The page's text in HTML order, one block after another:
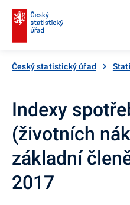
Český statistický úřad
Indexy
(životních
základní
2017